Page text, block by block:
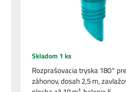
Skladom 1 ks
Rozprašovacia tryska 180°
záhonov, dosah 2,5 m,